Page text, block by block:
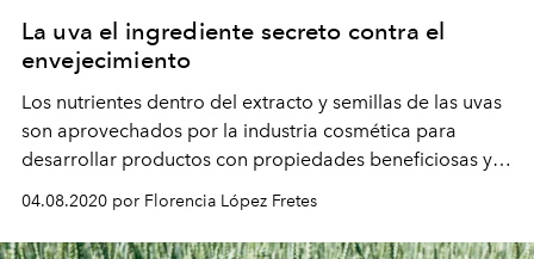
La uva el ingrediente secreto contra el
envejecimiento
Los nutrientes dentro del extracto y semillas de las uvas
son aprovechados por la industria cosmética para
desarrollar productos con propiedades beneficiosas y
resultado? Una complexión uniforme, hidratada y
luminosa.
04.08.2020 por Florencia López Fretes